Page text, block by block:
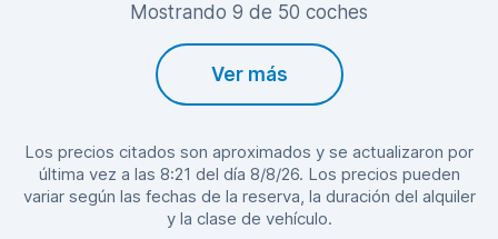
Mostrando 9 de 50 coches
Ver más
Los precios citados son aproximados y se actualizaron por
última vez a las 8:21 del día 8/8/26. Los precios pueden
variar según las fechas de la reserva, la duración del alquiler
y la clase de vehículo.